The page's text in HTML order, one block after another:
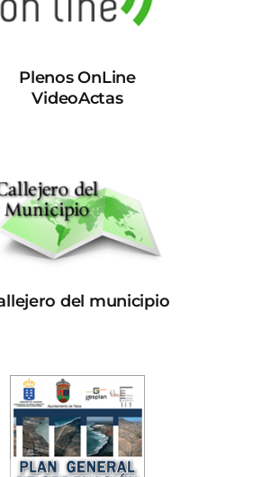
Plenos OnLine
VideoActas
del municipio